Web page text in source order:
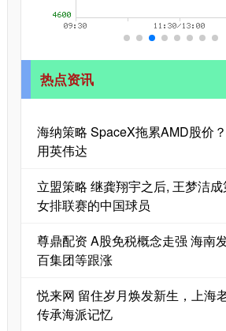
热点资讯
海纳策略 SpaceX拖累AMD股价
用英伟达
立盟策略 继龚翔宇之后, 王梦洁
女排联赛的中国球员
尊鼎配资 A股免税概念走强 海南
百集团等跟涨
悦来网 留住岁月焕发新生，上海
传承海派记忆